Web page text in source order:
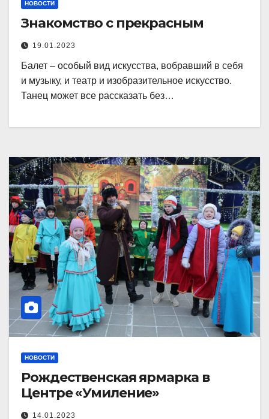
НОВОСТИ
Знакомство с прекрасным
19.01.2023
Балет – особый вид искусства, вобравший в себя
и музыку, и театр и изобразительное искусство.
Танец может все рассказать без…
НОВОСТИ
Рождественская ярмарка в
Центре «Умиление»
14.01.2023